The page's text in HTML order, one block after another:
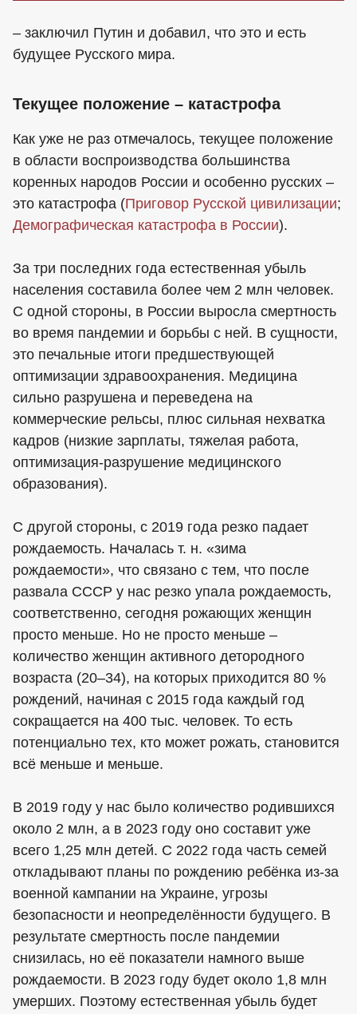
– заключил Путин и добавил, что это и есть
будущее Русского мира.
Текущее положение – катастрофа
Как уже не раз отмечалось, текущее положение
в области воспроизводства большинства
коренных народов России и особенно русских –
это катастрофа (Приговор Русской цивилизации;
Демографическая катастрофа в России).
За три последних года естественная убыль
населения составила более чем 2 млн человек.
С одной стороны, в России выросла смертность
во время пандемии и борьбы с ней. В сущности,
это печальные итоги предшествующей
оптимизации здравоохранения. Медицина
сильно разрушена и переведена на
коммерческие рельсы, плюс сильная нехватка
кадров (низкие зарплаты, тяжелая работа,
оптимизация-разрушение медицинского
образования).
С другой стороны, с 2019 года резко падает
рождаемость. Началась т. н. «зима
рождаемости», что связано с тем, что после
развала СССР у нас резко упала рождаемость,
соответственно, сегодня рожающих женщин
просто меньше. Но не просто меньше –
количество женщин активного детородного
возраста (20–34), на которых приходится 80 %
рождений, начиная с 2015 года каждый год
сокращается на 400 тыс. человек. То есть
потенциально тех, кто может рожать, становится
всё меньше и меньше.
В 2019 году у нас было количество родившихся
около 2 млн, а в 2023 году оно составит уже
всего 1,25 млн детей. С 2022 года часть семей
откладывают планы по рождению ребёнка из-за
военной кампании на Украине, угрозы
безопасности и неопределённости будущего. В
результате смертность после пандемии
снизилась, но её показатели намного выше
рождаемости. В 2023 году будет около 1,8 млн
умерших. Поэтому естественная убыль будет